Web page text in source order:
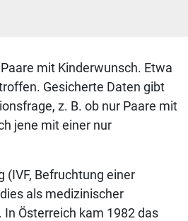
mit Kinderwunsch. Etwa
Gesicherte Daten gibt
z. B. ob nur Paare mit
jene mit einer nur
(IVF, Befruchtung einer
als medizinischer
Österreich kam 1982 das